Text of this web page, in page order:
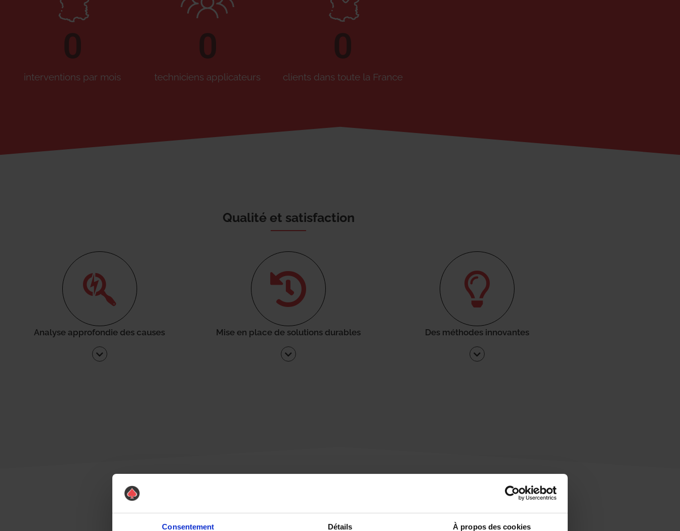
Consentement Détails À propos des cookies
interventions par mois
0
techniciens applicateurs
0
clients dans toute la France
0
Qualité et satisfaction
Analyse approfondie des causes Mise en place de solutions durables Des méthodes innovantes
Une urgence ?